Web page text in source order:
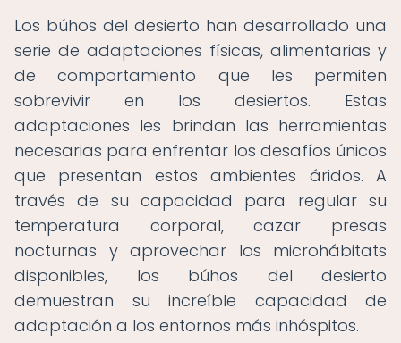
Los búhos del desierto han desarrollado una
serie de adaptaciones físicas, alimentarias y
de comportamiento que les permiten
sobrevivir en los desiertos. Estas
adaptaciones les brindan las herramientas
necesarias para enfrentar los desafíos únicos
que presentan estos ambientes áridos. A
través de su capacidad para regular su
temperatura corporal, cazar presas
nocturnas y aprovechar los microhábitats
disponibles, los búhos del desierto
demuestran su increíble capacidad de
adaptación a los entornos más inhóspitos.